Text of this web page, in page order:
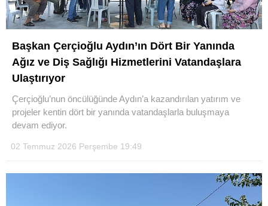
Başkan Çerçioğlu Aydın’ın Dört Bir Yanında
Ağız ve Diş Sağlığı Hizmetlerini Vatandaşlara
Ulaştırıyor
Çerçioğlu’nun öncülüğünde Aydın’a kazandırılan yatırım ve
projeler kentin dört bir yanında vatandaşlarla buluşmaya
devam ediyor.
02 Temmuz 2026 Perşembe 19:49